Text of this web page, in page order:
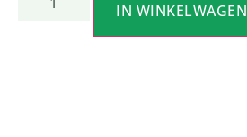
IN WINKELWAGEN